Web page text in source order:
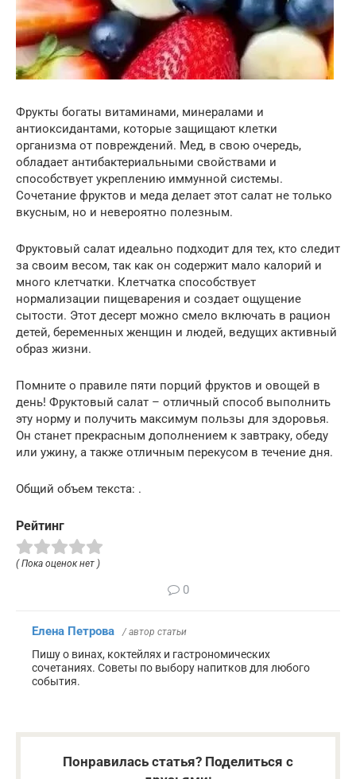
Фрукты богаты витаминами, минералами и
антиоксидантами, которые защищают клетки
организма от повреждений. Мед, в свою очередь,
обладает антибактериальными свойствами и
способствует укреплению иммунной системы.
Сочетание фруктов и меда делает этот салат не только
вкусным, но и невероятно полезным.
Фруктовый салат идеально подходит для тех, кто следит
за своим весом, так как он содержит мало калорий и
много клетчатки. Клетчатка способствует
нормализации пищеварения и создает ощущение
сытости. Этот десерт можно смело включать в рацион
детей, беременных женщин и людей, ведущих активный
образ жизни.
Помните о правиле пяти порций фруктов и овощей в
день! Фруктовый салат – отличный способ выполнить
эту норму и получить максимум пользы для здоровья.
Он станет прекрасным дополнением к завтраку, обеду
или ужину, а также отличным перекусом в течение дня.
Общий объем текста: .
Рейтинг
( Пока оценок нет )
0
Елена Петрова / автор статьи
Пишу о винах, коктейлях и гастрономических
сочетаниях. Советы по выбору напитков для любого
события.
Понравилась статья? Поделиться с